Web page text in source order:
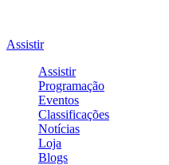
Assistir
Assistir
Programação
Eventos
Classificações
Notícias
Loja
Blogs